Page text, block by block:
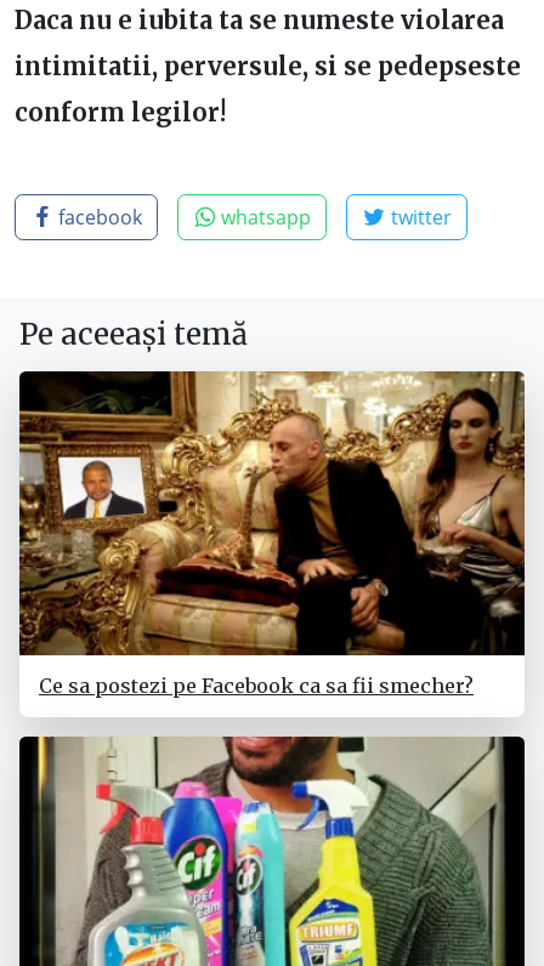
Daca nu e iubita ta se numeste violarea
intimitatii, perversule, si se pedepseste
conform legilor!
facebook whatsapp twitter
Pe aceeași temă
Ce sa postezi pe Facebook ca sa fii smecher?